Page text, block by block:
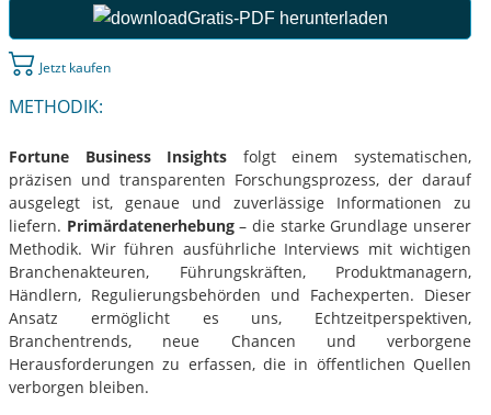
Gratis-PDF herunterladen
Jetzt kaufen
METHODIK:
Fortune Business Insights folgt einem systematischen,
präzisen und transparenten Forschungsprozess, der darauf
ausgelegt ist, genaue und zuverlässige Informationen zu
liefern. Primärdatenerhebung– die starke Grundlage unserer
Methodik. Wir führen ausführliche Interviews mit wichtigen
Branchenakteuren, Führungskräften, Produktmanagern,
Händlern, Regulierungsbehörden und Fachexperten. Dieser
Ansatz ermöglicht es uns, Echtzeitperspektiven,
Branchentrends, neue Chancen und verborgene
Herausforderungen zu erfassen, die in öffentlichen Quellen
verborgen bleiben.